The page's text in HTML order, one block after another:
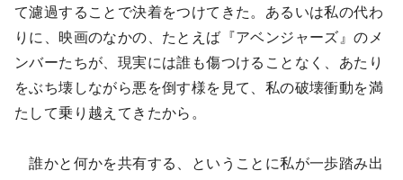
て濾過することで決着をつけてきた。あるいは私の代わ
りに、映画のなかの、たとえば『アベンジャーズ』のメ
ンバーたちが、現実には誰も傷つけることなく、あたり
をぶち壊しながら悪を倒す様を見て、私の破壊衝動を満
たして乗り越えてきたから。
誰かと何かを共有する、ということに私が一歩踏み出